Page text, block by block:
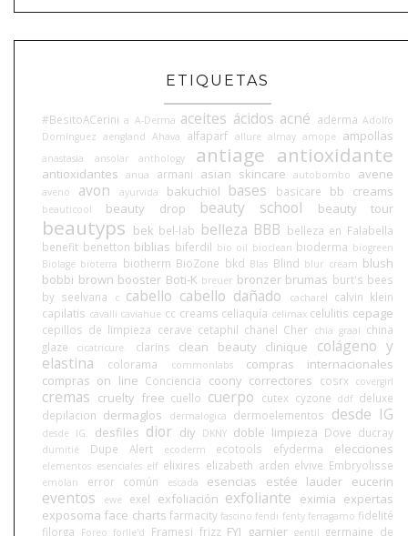
ETIQUETAS
#BesitoACerini a A-Derma aceites ácidos acné aderma Adolfo
Domínguez aengland Ahava alfaparf allure almay amope ampollas
anastasia ansolar anthology antiage antioxidante
antioxidantes anua armani asian skincare autobombo avene
aveno avon ayurvida bakuchiol bases basicare bb creams
beauticool beauty drop beauty school beauty tour
beautyps bek bel-lab belleza BBB belleza en Falabella
benefit benetton biblias biferdil bio oil bioclean bioderma biogreen
Biolage bioterra biotherm BioZone bkd Blas Blind blur cream blush
bobbi brown booster Boti-K breuer bronzer brumas burt's bees
by seelvana
c cabello cabello dañado cacharel
calvin klein
capilatis cavalli caviahue cc creams celiaquía celimax celulitis cepage
cepillos de limpieza cerave cetaphil chanel Cher chia graal china
glaze
cicatricure. clarins clean beauty clinique
colágeno y
elastina
colorama commonlabs
compras internacionales
compras on line Conciencia coony correctores cosrx covergirl
cremas cruelty free cuello cuerpo cutex cyzone ddf deluxe
depilacion dermaglos dermalogica dermoelementos desde IG
desde IG. desfiles dior diy DKNY doble limpieza Dove ducray
dumitié Dupe Alert ecoderm ecotools efyderma elecciones
elementos esenciales elf elixires elizabeth arden elvive Embryolisse
emolan error común escada esencias estée lauder eucerin
eventos ewe exel exfoliación exfoliante eximia expertas
exposoma face charts farmacity fascino fendi fenty ferragamo fidelité
filorga
Foreo forlle'd Framesi frizz FYI garnier gentil germaine de